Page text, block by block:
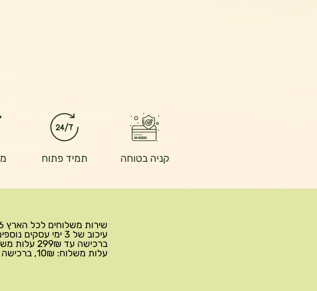
קניה בטוחה תמיד פתוח
עיכוב של 3 ימי
עלות משלוח: 10₪, ברכישה מעל 600₪ עלות משלוח חינם